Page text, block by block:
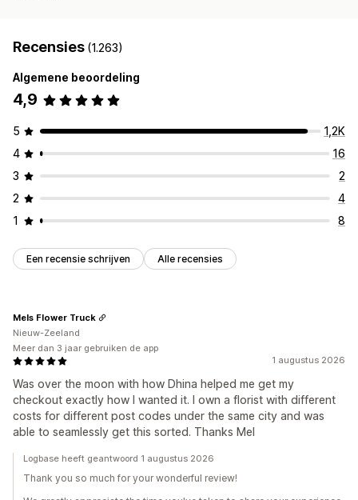
Recensies (1.263)
Algemene beoordeling
4,9
5
1,2K
4
16
3
2
2
4
1
8
Een recensie schrijven Alle recensies
1 augustus 2026
Was over the moon with how Dhina helped me get my
checkout exactly how I wanted it. I own a florist with different
costs for different post codes under the same city and was
able to seamlessly get this sorted. Thanks Mel
Mels Flower Truck
Nieuw-Zeeland
Meer dan 3 jaar gebruiken de app
Logbase heeft geantwoord 1 augustus 2026
Thank you so much for your wonderful review!